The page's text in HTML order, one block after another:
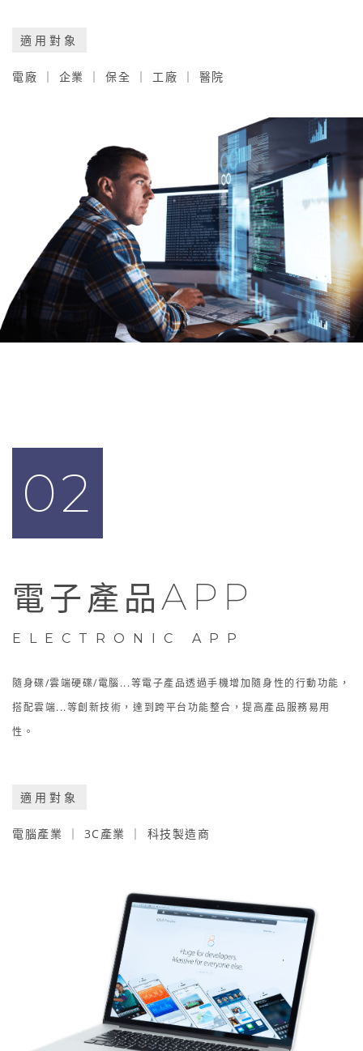
適用對象
電廠 ｜ 企業 ｜ 保全 ｜ 工廠 ｜ 醫院
02
電子產品APP
ELECTRONIC APP
隨身碟/雲端硬碟/電腦...等電子產品透過手機增加隨身性的行動功能，
搭配雲端...等創新技術，達到跨平台功能整合，提高產品服務易用
性。
適用對象
電腦產業 ｜ 3C產業 ｜ 科技製造商